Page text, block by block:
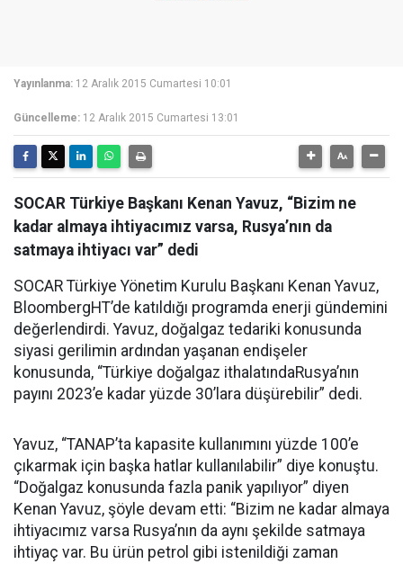
Yayınlanma: 12 Aralık 2015 Cumartesi 10:01
Güncelleme: 12 Aralık 2015 Cumartesi 13:01
SOCAR Türkiye Başkanı Kenan Yavuz, “Bizim ne
kadar almaya ihtiyacımız varsa, Rusya’nın da
satmaya ihtiyacı var” dedi
SOCAR Türkiye Yönetim Kurulu Başkanı Kenan Yavuz,
BloombergHT’de katıldığı programda enerji gündemini
değerlendirdi. Yavuz, doğalgaz tedariki konusunda
siyasi gerilimin ardından yaşanan endişeler
konusunda, “Türkiye doğalgaz ithalatındaRusya’nın
payını 2023’e kadar yüzde 30’lara düşürebilir” dedi.
Yavuz, “TANAP’ta kapasite kullanımını yüzde 100’e
çıkarmak için başka hatlar kullanılabilir” diye konuştu.
“Doğalgaz konusunda fazla panik yapılıyor” diyen
Kenan Yavuz, şöyle devam etti: “Bizim ne kadar almaya
ihtiyacımız varsa Rusya’nın da aynı şekilde satmaya
ihtiyaç var. Bu ürün petrol gibi istenildiği zaman